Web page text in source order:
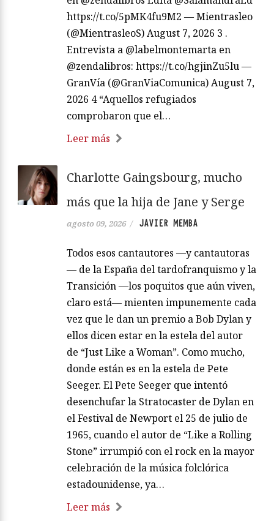
https://t.co/5pMK4fu9M2 — Mientrasleo
(@MientrasleoS) August 7, 2026 3 .
Entrevista a @labelmontemarta en
@zendalibros: https://t.co/hgjinZu5lu —
GranVía (@GranViaComunica) August 7,
2026 4 “Aquellos refugiados
comprobaron que el…
Leer más
Charlotte Gaingsbourg, mucho
más que la hija de Jane y Serge
agosto 09, 2026 / JAVIER MEMBA
Todos esos cantautores —y cantautoras
— de la España del tardofranquismo y la
Transición —los poquitos que aún viven,
claro está— mienten impunemente cada
vez que le dan un premio a Bob Dylan y
ellos dicen estar en la estela del autor
de “Just Like a Woman”. Como mucho,
donde están es en la estela de Pete
Seeger. El Pete Seeger que intentó
desenchufar la Stratocaster de Dylan en
el Festival de Newport el 25 de julio de
1965, cuando el autor de “Like a Rolling
Stone” irrumpió con el rock en la mayor
celebración de la música folclórica
estadounidense, ya…
Leer más